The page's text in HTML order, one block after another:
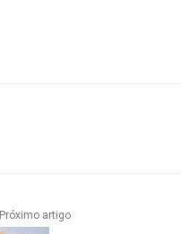
Próximo artigo